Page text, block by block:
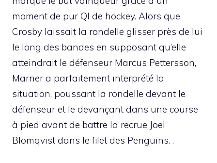
moment de pur QI de hockey. Alors que
Crosby laissait la rondelle glisser près de lui
le long des bandes en supposant qu’elle
atteindrait le défenseur Marcus Pettersson,
Marner a parfaitement interprété la
situation, poussant la rondelle devant le
défenseur et le devançant dans une course
à pied avant de battre la recrue Joel
Blomqvist dans le filet des Penguins. .